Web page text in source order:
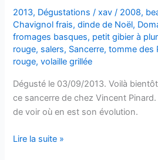
–
Dominique
Laurent
–
1998
2013, Dégustations /xav/ 2008,
Chavignol frais,dinde de Noël,
fromages basques, petit gibier à
rouge, salers, Sancerre,tomme des
rouge,volaille grillée
Dégusté le 03/09/2013. Voilà
ce sancerre de chez Vincent Pinard.
de voir où en est son évolution.
Sancerre
Lire la suite »